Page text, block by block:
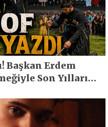
Başkan Erdem
Son Yılların